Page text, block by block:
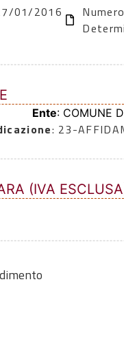
01/2016
Ente: COMUNE
: 23-
(IVA